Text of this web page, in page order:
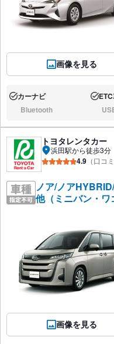
画像を見る
あり:カーナビ あり:
なし:Bluetooth なし:
トヨタレンタカー
浜田駅から徒歩3分
4.9 （口コ
ノア/ノア
他（ミニバン・ワ
画像を見る